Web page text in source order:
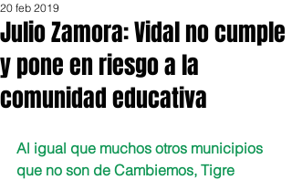
Julio Zamora: Vidal no cumple
y pone en riesgo a la
comunidad educativa
20 feb 2019
Al igual que muchos otros municipios
que no son de Cambiemos, Tigre